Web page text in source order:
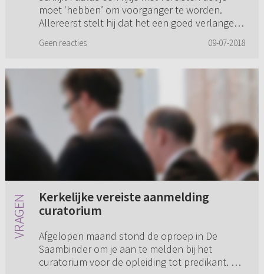
moet ‘hebben’ om voorganger te worden.
Allereerst stelt hij dat het een goed verlangen
Geen reacties 09-07-2018
Kerkelijke vereiste aanmelding
curatorium
Afgelopen maand stond de oproep in De
Saambinder om je aan te melden bij het
curatorium voor de opleiding tot predikant. De